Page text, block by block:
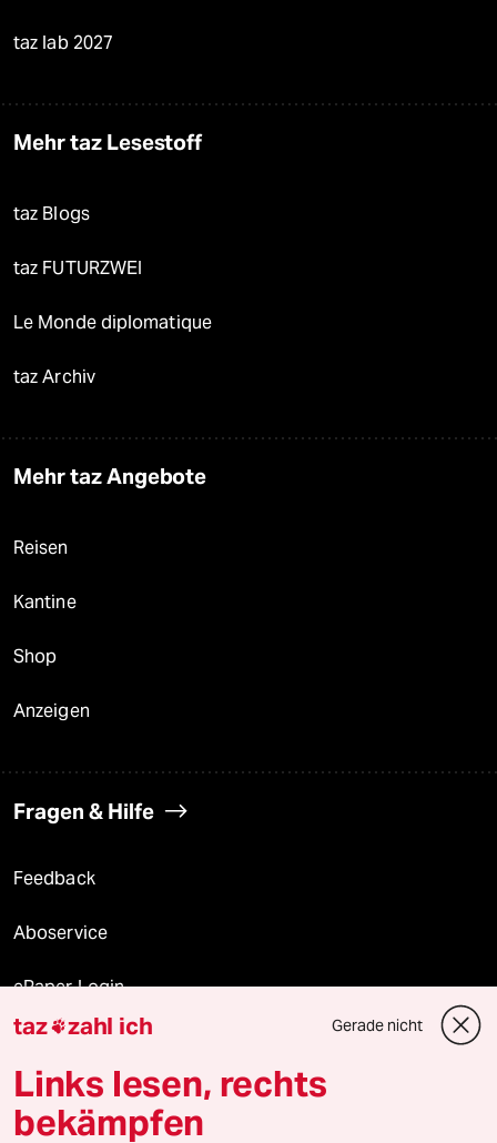
taz lab 2027
Mehr taz Lesestoff
taz Blogs
taz FUTURZWEI
Le Monde diplomatique
taz Archiv
Mehr taz Angebote
Reisen
Kantine
Shop
Anzeigen
Fragen & Hilfe
Feedback
Aboservice
ePaper Login
Downloads für Abonnierende
taz zahl ich Gerade nicht
Links lesen, rechts
bekämpfen